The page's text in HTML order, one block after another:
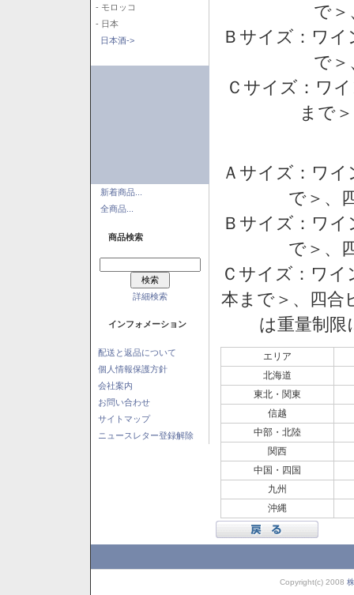
- モロッコ
- 日本
日本酒->
新着商品...
全商品...
商品検索
詳細検索
インフォメーション
配送と返品について
個人情報保護方針
会社案内
お問い合わせ
サイトマップ
ニュースレター登録解除
で
Ｂサイズ：ワ
で
Ｃサイズ：ワ
まで
Ａサイズ：ワ
で＞、
Ｂサイズ：ワ
で＞、
Ｃサイズ：ワイ
本まで＞、四
は重量制
エリア
北海道
東北・関東
信越
中部・北陸
関西
中国・四国
九州
沖縄
Copyright(c) 2008